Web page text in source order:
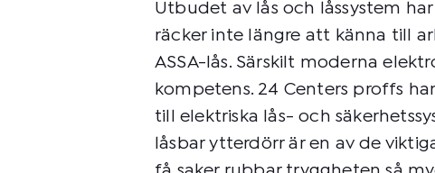
Utbudet av lås och låssystem
räcker inte längre att känna till
ASSA-lås. Särskilt moderna
kompetens. 24 Centers proffs
till elektriska lås- och
låsbar ytterdörr är en av de